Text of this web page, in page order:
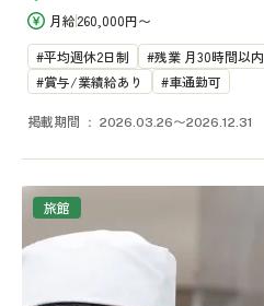
月給260,000円〜
平均週休2日制
残業 月30時間以内
賞与/業績給あり
車通勤可
掲載期間 2026.03.26〜2026.12.31
旅館